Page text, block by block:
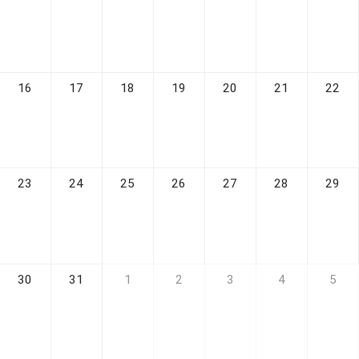
16 17 18 19 20 21 22
23 24 25 26 27 28 29
30 31 1 2 3 4 5